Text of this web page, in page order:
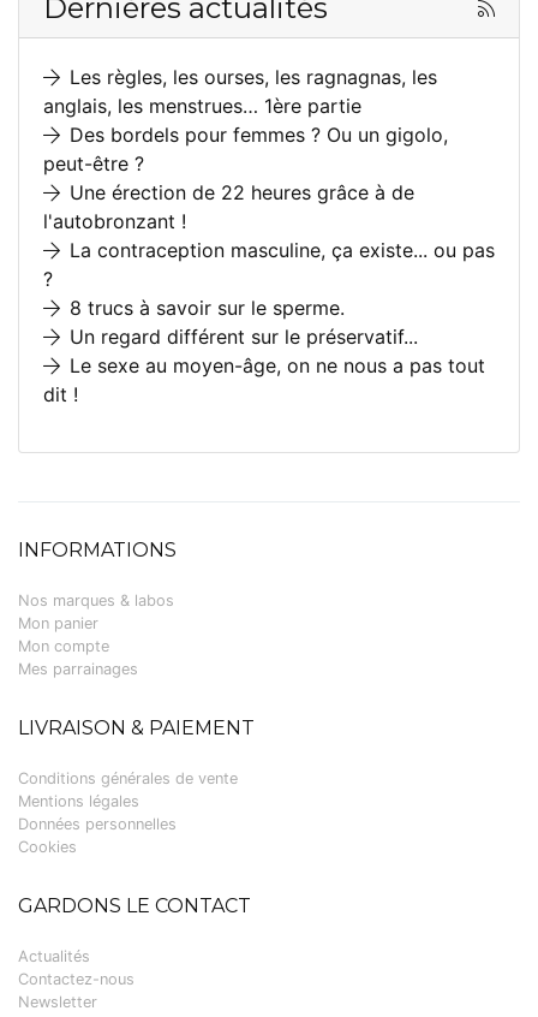
Dernières actualités
Les règles, les ourses, les ragnagnas, les
anglais, les menstrues… 1ère partie
Des bordels pour femmes ? Ou un gigolo,
peut-être ?
Une érection de 22 heures grâce à de
l'autobronzant !
La contraception masculine, ça existe... ou pas
?
8 trucs à savoir sur le sperme.
Un regard différent sur le préservatif...
Le sexe au moyen-âge, on ne nous a pas tout
dit !
INFORMATIONS
Nos marques & labos
Mon panier
Mon compte
Mes parrainages
LIVRAISON & PAIEMENT
Conditions générales de vente
Mentions légales
Données personnelles
Cookies
GARDONS LE CONTACT
Actualités
Contactez-nous
Newsletter